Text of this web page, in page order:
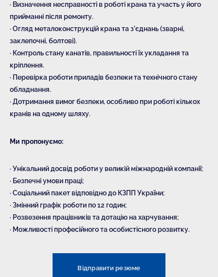
· Визначення несправності в роботі крана та участь у його
прийманні після ремонту.
· Огляд металоконструкцій крана та з'єднань (зварні,
заклепочні, болтові).
· Контроль стану канатів, правильності їх укладання та
кріплення.
· Перевірка роботи приладів безпеки та технічного стану
обладнання.
· Дотримання вимог безпеки, особливо при роботі кількох
кранів на одному шляху.
Ми пропонуємо:
· Унікальний досвід роботи у великій міжнародній компанії;
· Безпечні умови праці;
· Соціальний пакет відповідно до КЗПП України;
· Змінний графік роботи по 12 годин;
· Розвезення працівників та дотацію на харчування;
· Можливості професійного та особистісного розвитку.
Відправити резюме